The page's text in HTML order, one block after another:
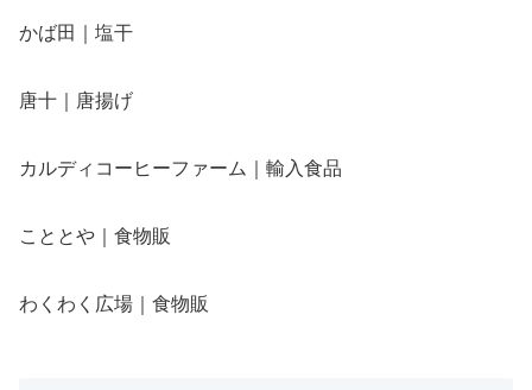
かば田｜塩干
唐十｜唐揚げ
カルディコーヒーファーム｜輸入食品
こととや｜食物販
わくわく広場｜食物販